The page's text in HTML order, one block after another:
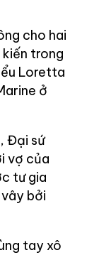
cho hai
trong
Loretta
ở
Đại sứ
vợ của
tư gia
bởi
tay xô